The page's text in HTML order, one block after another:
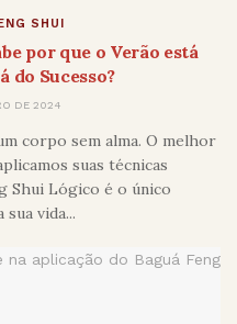
SHUI
por que o Verão está
do Sucesso?
DE 2024
corpo sem alma. O melhor
suas técnicas
Shui Lógico é o único
vida...